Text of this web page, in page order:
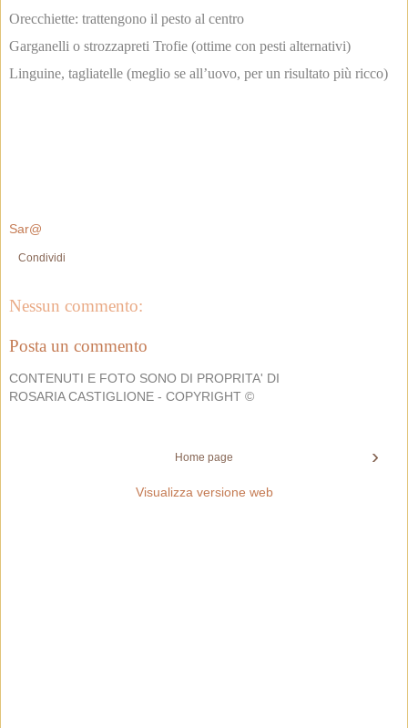
Orecchiette: trattengono il pesto al centro
Garganelli o strozzapreti Trofie (ottime con pesti alternativi)
Linguine, tagliatelle (meglio se all’uovo, per un risultato più ricco)
Sar@
Condividi
Nessun commento:
Posta un commento
CONTENUTI E FOTO SONO DI PROPRITA' DI
ROSARIA CASTIGLIONE - COPYRIGHT ©
›
Home page
Visualizza versione web